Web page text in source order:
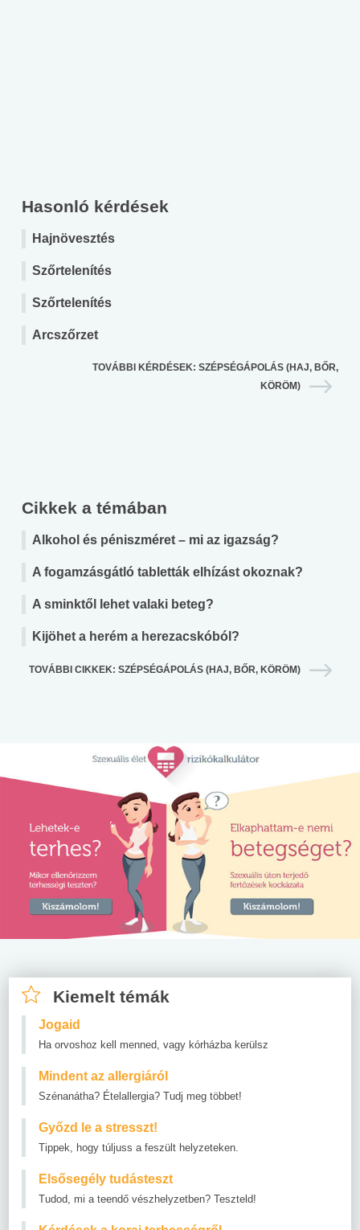
Hasonló kérdések
Hajnövesztés
Szőrtelenítés
Szőrtelenítés
Arcszőrzet
TOVÁBBI KÉRDÉSEK: SZÉPSÉGÁPOLÁS (HAJ, BŐR,
KÖRÖM)
Cikkek a témában
Alkohol és péniszméret – mi az igazság?
A fogamzásgátló tabletták elhízást okoznak?
A sminktől lehet valaki beteg?
Kijöhet a herém a herezacskóból?
TOVÁBBI CIKKEK: SZÉPSÉGÁPOLÁS (HAJ, BŐR, KÖRÖM)
Kiemelt témák
Jogaid
Ha orvoshoz kell menned, vagy kórházba kerülsz
Mindent az allergiáról
Szénanátha? Ételallergia? Tudj meg többet!
Győzd le a stresszt!
Tippek, hogy túljuss a feszült helyzeteken.
Elsősegély tudásteszt
Tudod, mi a teendő vészhelyzetben? Teszteld!